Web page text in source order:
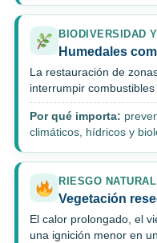
BIODIVERSIDAD
Humedales
La restauración de
interrumpir
Por qué importa:
climáticos, hídricos y
RIESGO NATURAL
Vegetación
El calor prolongado, el
una ignición menor en